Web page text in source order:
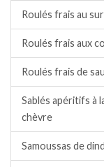
Roulés frais au
Roulés frais aux
Roulés frais de
Sablés apéritifs à
chèvre
Samoussas de